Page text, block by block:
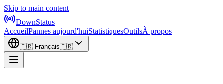
Skip to main content
DownStatus
AccueilPannes aujourd'huiStatistiquesOutilsÀ propos
🇫🇷 Français🇫🇷